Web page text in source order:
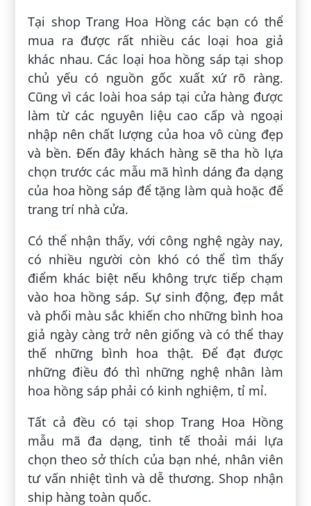
Tại shop Trang Hoa Hồng các bạn có thể
mua ra được rất nhiều các loại hoa giả
khác nhau. Các loại hoa hồng sáp tại shop
chủ yếu có nguồn gốc xuất xứ rõ ràng.
Cũng vì các loài hoa sáp tại cửa hàng được
làm từ các nguyên liệu cao cấp và ngoại
nhập nên chất lượng của hoa vô cùng đẹp
và bền. Đến đây khách hàng sẽ tha hồ lựa
chọn trước các mẫu mã hình dáng đa dạng
của hoa hồng sáp để tặng làm quà hoặc để
trang trí nhà cửa.
Có thể nhận thấy, với công nghệ ngày nay,
có nhiều người còn khó có thể tìm thấy
điểm khác biệt nếu không trực tiếp chạm
vào hoa hồng sáp. Sự sinh động, đẹp mắt
và phối màu sắc khiến cho những bình hoa
giả ngày càng trở nên giống và có thể thay
thế những bình hoa thật. Để đạt được
những điều đó thì những nghệ nhân làm
hoa hồng sáp phải có kinh nghiệm, tỉ mỉ.
Tất cả đều có tại shop Trang Hoa Hồng
mẫu mã đa dạng, tinh tế thoải mái lựa
chọn theo sở thích của bạn nhé, nhân viên
tư vấn nhiệt tình và dễ thương. Shop nhận
ship hàng toàn quốc.